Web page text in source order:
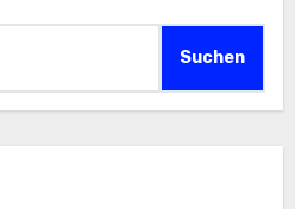
Suchen